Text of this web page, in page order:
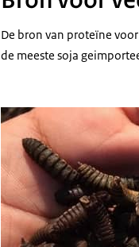
De bron van proteïne
de meeste soja